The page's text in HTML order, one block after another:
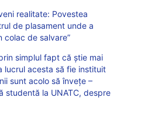
realitate: Povestea
de plasament unde a
colac de salvare”
simplul fapt că știe mai
lucrul acesta să fie instituit
sunt acolo să învețe –
studentă la UNATC, despre